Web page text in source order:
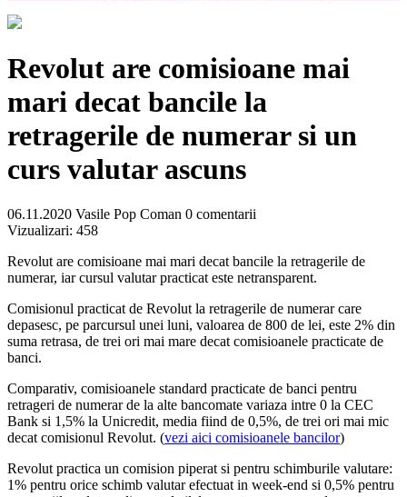
Revolut are comisioane mai
mari decat bancile la
retragerile de numerar si un
curs valutar ascuns
06.11.2020 Vasile Pop Coman 0 comentarii
Vizualizari: 458
Revolut are comisioane mai mari decat bancile la retragerile de
numerar, iar cursul valutar practicat este netransparent.
Comisionul practicat de Revolut la retragerile de numerar care
depasesc, pe parcursul unei luni, valoarea de 800 de lei, este 2% din
suma retrasa, de trei ori mai mare decat comisioanele practicate de
banci.
Comparativ, comisioanele standard practicate de banci pentru
retrageri de numerar de la alte bancomate variaza intre 0 la CEC
Bank si 1,5% la Unicredit, media fiind de 0,5%, de trei ori mai mic
decat comisionul Revolut. (vezi aici comisioanele bancilor)
Revolut practica un comision piperat si pentru schimburile valutare:
1% pentru orice schimb valutar efectuat in week-end si 0,5% pentru